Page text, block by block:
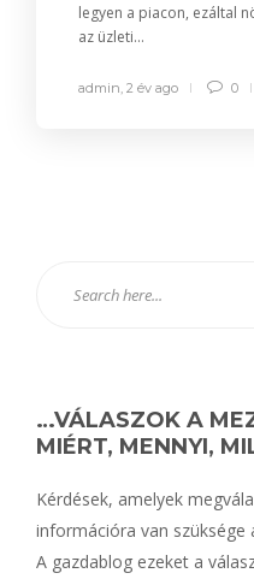
legyen a piacon, ezáltal
az üzleti...
admin, 2 év ago 0
…VÁLASZOK A
MIÉRT, MENNYI,
Kérdések, amelyek
információra van szüksége
A gazdablog ezeket a